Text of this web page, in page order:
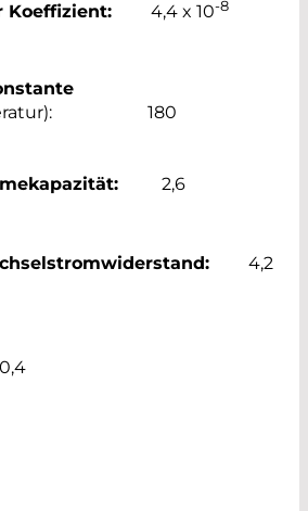
Koeffizient: 4,4 x 10-8
180
2,6
4,2